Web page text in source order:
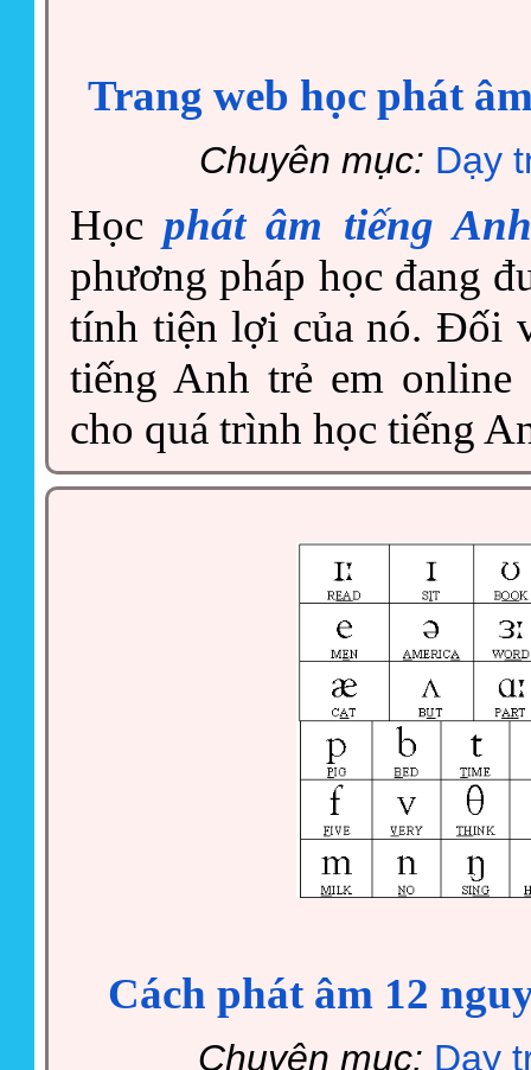
Trang web học phát
Chuyên mục: Dạy
Họcphát âm tiếng
phương pháp học đang
tính tiện lợi của nó. Đối
tiếng Anh trẻ em
cho quá trình học tiếng
Cách phát âm 12
Chuyên mục: Dạy